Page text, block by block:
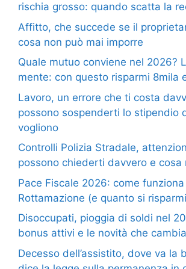
rischia grosso: quando scatta la
Affitto, che succede se il
cosa non può mai imporre
Quale mutuo conviene nel 2026?
mente: con questo risparmi 8mila
Lavoro, un errore che ti costa
possono sospenderti lo stipendio
vogliono
Controlli Polizia Stradale,
possono chiederti davvero e cosa
Pace Fiscale 2026: come
Rottamazione (e quanto si
Disoccupati, pioggia di soldi nel
bonus attivi e le novità che
Decesso dell’assistito, dove va la